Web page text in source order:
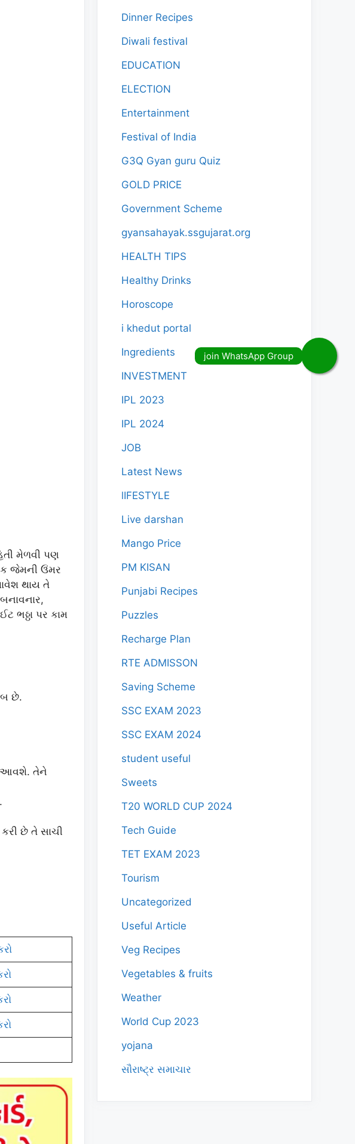
મેળવી પણ
જેમની ઉંમર
થાય તે
ભઠ્ઠા પર કામ
છે.
આવશે. તેને
છે તે સાચી
Dinner Recipes
Diwali festival
EDUCATION
ELECTION
Entertainment
Festival of India
G3Q Gyan guru Quiz
GOLD PRICE
Government Scheme
gyansahayak.ssgujarat.org
HEALTH TIPS
Healthy Drinks
Horoscope
i khedut portal
Ingredients
INVESTMENT
IPL 2023
IPL 2024
JOB
Latest News
lIFESTYLE
Live darshan
Mango Price
PM KISAN
Punjabi Recipes
Puzzles
Recharge Plan
RTE ADMISSON
Saving Scheme
SSC EXAM 2023
SSC EXAM 2024
student useful
Sweets
T20 WORLD CUP 2024
Tech Guide
TET EXAM 2023
Tourism
Uncategorized
Useful Article
Veg Recipes
Vegetables & fruits
Weather
World Cup 2023
yojana
સૌરાષ્ટ્ર સમાચાર